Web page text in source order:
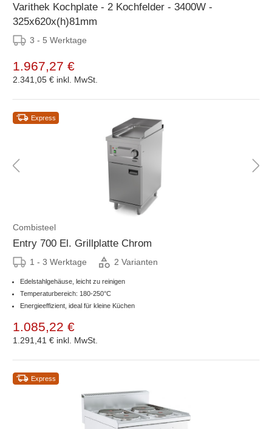
Varithek Kochplate - 2 Kochfelder - 3400W -
325x620x(h)81mm
3 - 5 Werktage
1.967,27 €
2.341,05 € inkl. MwSt.
Express
Combisteel
Entry 700 El. Grillplatte Chrom
1 - 3 Werktage 2 Varianten
Edelstahlgehäuse, leicht zu reinigen
Temperaturbereich: 180-250°C
Energieeffizient, ideal für kleine Küchen
1.085,22 €
1.291,41 € inkl. MwSt.
Express